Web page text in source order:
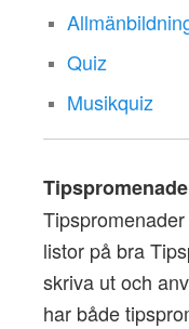
Quiz
Musikquiz
listor på bra
skriva ut och
har både